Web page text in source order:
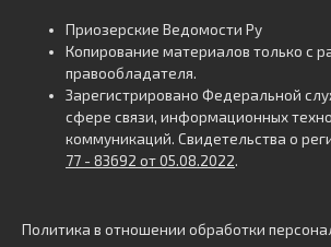
Приозерские Ведомости Ру
Копирование материалов только с
правообладателя.
Зарегистрировано Федеральной
сфере связи, информационных
коммуникаций. Свидетельства о
77 - 83692 от 05.08.2022.
Политика в отношении обработки